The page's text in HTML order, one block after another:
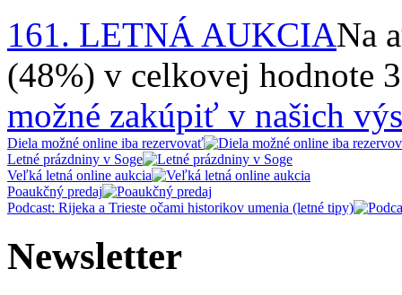
161. LETNÁ AUKCIANa
(48%) v celkovej hodnote
možné zakúpiť v našich
Diela možné online iba rezervovať
Letné prázdniny v Soge
Veľká letná online aukcia
Poaukčný predaj
Podcast: Rijeka a Trieste očami historikov umenia (letné tipy)
Newsletter